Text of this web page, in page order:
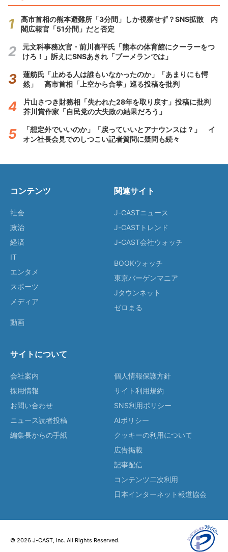
高市首相の熊本避難所「3分間」しか視察せず？SNS拡散 内
閣広報官「51分間」だと否定
元文科事務次官・前川喜平氏「熊本の体育館にクーラーをつ
けろ！」訴えにSNSあきれ「ブーメランでは」
蓮舫氏「止める人は誰もいなかったのか」「あまりにも愕
然」 高市首相「上空から合掌」巡る投稿を批判
片山さつき財務相「失われた28年を取り戻す」投稿に批判
芥川賞作家「自民党の大失政の結果だろう」
「想定外でいいのか」「戻っていいとアナウンスは？」 イ
オン社長会見でのしつこい記者質問に疑問も続々
コンテンツ
社会
政治
経済
IT
エンタメ
スポーツ
メディア
動画
関連サイト
J-CASTニュース
J-CASTトレンド
J-CAST会社ウォッチ
BOOKウォッチ
東京バーゲンマニア
Jタウンネット
ゼロまる
サイトについて
会社案内
採用情報
お問い合わせ
ニュース読者投稿
編集長からの手紙
個人情報保護方針
サイト利用規約
SNS利用ポリシー
AIポリシー
クッキーの利用について
広告掲載
記事配信
コンテンツ二次利用
日本インターネット報道協会
© 2026 J-CAST, Inc. All Rights Reserved.